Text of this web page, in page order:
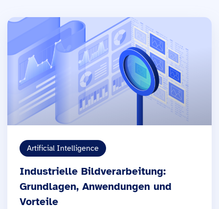
Artificial Intelligence
Industrielle Bildverarbeitung:
Grundlagen, Anwendungen und
Vorteile